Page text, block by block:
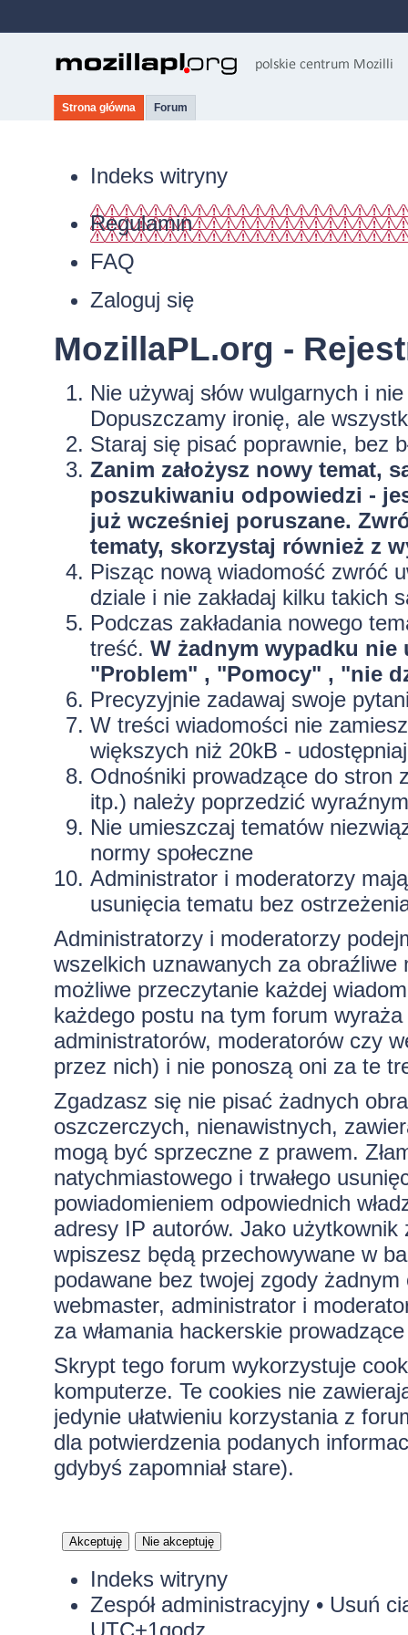
Strona główna Forum
Indeks witryny
Regulamin
FAQ
Zaloguj się
MozillaPL.org -
Nie używaj słów wulgarnych i
Dopuszczamy ironię, ale
Staraj się pisać poprawnie, bez
Zanim założysz nowy temat,
poszukiwaniu odpowiedzi -
już wcześniej poruszane.
tematy, skorzystaj również z
Pisząc nową wiadomość zwróć
dziale i nie zakładaj kilku takich
Podczas zakładania nowego
treść. W żadnym wypadku
"Problem" , "Pomocy" , "nie
Precyzyjniezadawaj swoje
W treści wiadomości nie
większych niż 20kB -
Odnośniki prowadzące do stron
itp.) należy poprzedzić
Nie umieszczaj tematów
normy społeczne
Administrator i moderatorzy
usunięcia tematu bez
Administratorzy i moderatorzy
wszelkich uznawanych za obraźliwe
możliwe przeczytanie każdej
każdego postu na tym forum
administratorów, moderatorów czy
przez nich) i nie ponoszą oni za te
Zgadzasz się nie pisać żadnych
oszczerczych, nienawistnych,
mogą być sprzeczne z prawem.
natychmiastowego i trwałego
powiadomieniem odpowiednich
adresy IP autorów. Jako
wpiszesz będą przechowywane w
podawane bez twojej zgody
webmaster, administrator i
za włamania hackerskie
Skrypt tego forum wykorzystuje
komputerze. Te cookies nie
jedynie ułatwieniu korzystania z
dla potwierdzenia podanych
gdybyś zapomniał stare).
Indeks witryny
Zespół administracyjny• Usuń
UTC+1godz.